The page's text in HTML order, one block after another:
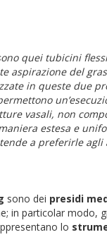
quei tubicini
aspirazione del
in queste due
vasali, non
estesa e
a preferirle agli
sono dei presidi
in particolar modo,
lo